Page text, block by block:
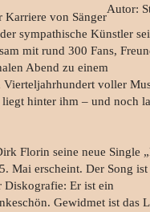
Autor:
Karriere von Sänger
sympathische Künstler
mit rund 300 Fans,
Abend zu einem
Vierteljahrhundert voller
hinter ihm – und noch
Florin seine neue Single
Mai erscheint. Der Song ist
Diskografie: Er ist ein
Gewidmet ist das